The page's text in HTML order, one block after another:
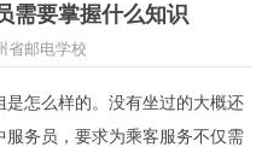
需要掌握什么知识
省邮电学校
怎么样的。没有坐过的大概还
务员，要求为乘客服务不仅需